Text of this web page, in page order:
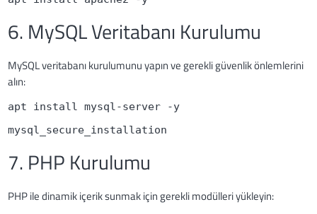
6. MySQL Veritabanı Kurulumu
MySQL veritabanı kurulumunu yapın ve gerekli güvenlik önlemlerini
alın:
apt install mysql-server -y
mysql_secure_installation
7. PHP Kurulumu
PHP ile dinamik içerik sunmak için gerekli modülleri yükleyin: